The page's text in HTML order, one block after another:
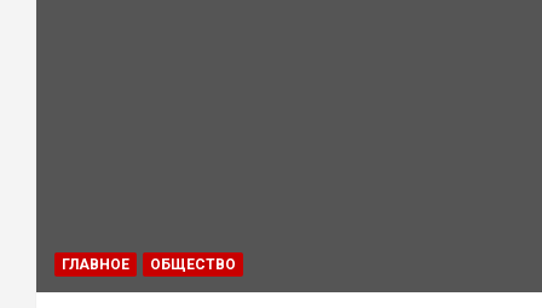
ГЛАВНОЕ ОБЩЕСТВО